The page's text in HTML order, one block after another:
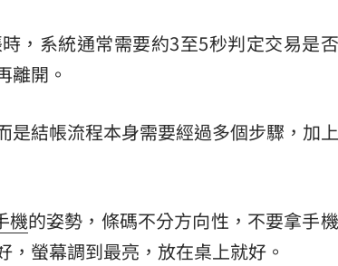
，系統通常需要約3至5秒判定交易是
離開。
結帳流程本身需要經過多個步驟，加
機的姿勢，條碼不分方向性，不要拿手
螢幕調到最亮，放在桌上就好。